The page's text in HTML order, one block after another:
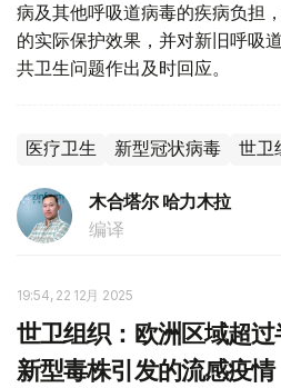
病及其他呼吸道病毒的疾病负担
的实际保护效果，并对新旧呼吸
共卫生问题作出及时回应。
医疗卫生 新型冠状病毒 世卫
木合塔尔 哈力木拉
编译
19:54, 22 12月 2025
世卫组织：欧洲区域超
新型毒株引发的流感疫情